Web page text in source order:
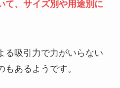
て、サイズ別や用途別に
る吸引力で力がいらない
あるようです。